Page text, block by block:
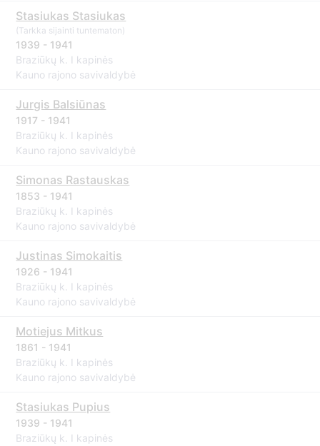
Stasiukas Stasiukas
(Tarkka sijainti tuntematon)
1939 - 1941
Braziūkų k. I kapinės
Kauno rajono savivaldybė
Jurgis Balsiūnas
1917 - 1941
Braziūkų k. I kapinės
Kauno rajono savivaldybė
Simonas Rastauskas
1853 - 1941
Braziūkų k. I kapinės
Kauno rajono savivaldybė
Justinas Simokaitis
1926 - 1941
Braziūkų k. I kapinės
Kauno rajono savivaldybė
Motiejus Mitkus
1861 - 1941
Braziūkų k. I kapinės
Kauno rajono savivaldybė
Stasiukas Pupius
1939 - 1941
Braziūkų k. I kapinės